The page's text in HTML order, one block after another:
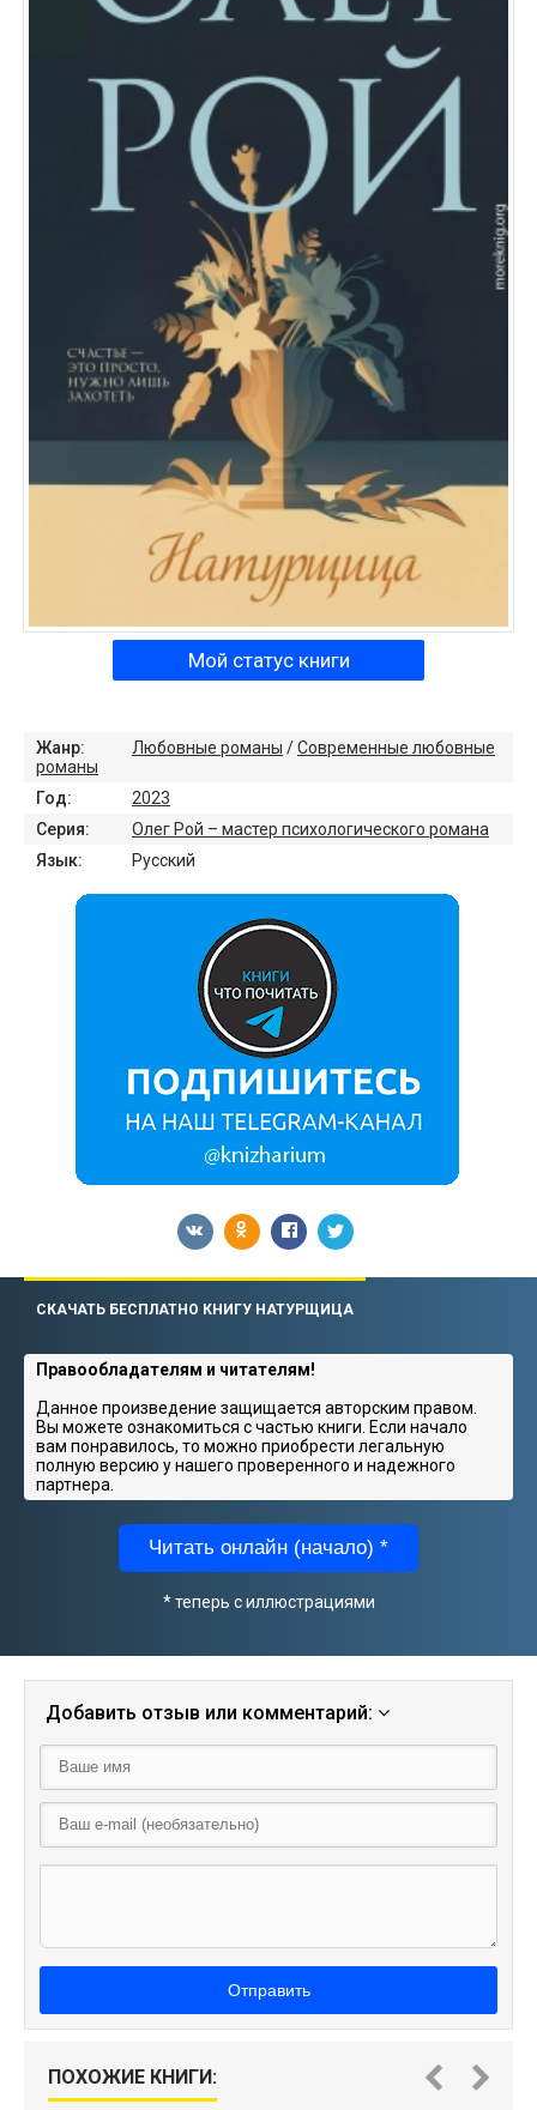
Мой статус книги
Жанр: Любовные романы /Современные любовные
романы
Год:
2023
Серия:
Олег Рой – мастер психологического романа
Язык:
Русский
СКАЧАТЬ БЕСПЛАТНО КНИГУ НАТУРЩИЦА
Правообладателям и читателям!
Данное произведение защищается авторским правом.
Вы можете ознакомиться с частью книги. Если начало
вам понравилось, то можно приобрести легальную
полную версию у нашего проверенного и надежного
партнера.
Читать онлайн (начало) *
* теперь с иллюстрациями
Добавить отзыв или комментарий:
Отправить
ПОХОЖИЕ КНИГИ: